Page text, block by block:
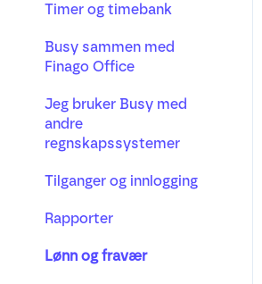
Busy timeregistrering
Godkjenningsprosessen
Automatisering av
bilagsflyt
Hurtigtaster og effektiv
bruk
godkjenning
Merverdiavgift
Anleggsregister
Distribusjon
Purring og inkasso
arbeidsgiveravgift og
skattetrekk
Reiseregning og utlegg
Ferie, fravær og pensjon
Timer og timebank
Busy sammen med
Finago Office
Jeg bruker Busy med
andre
regnskapssystemer
Tilganger og innlogging
Rapporter
Lønn og fravær